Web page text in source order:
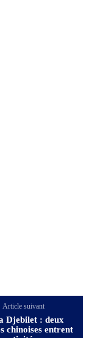
Article suivant
Djebilet : deux
chinoises entrent